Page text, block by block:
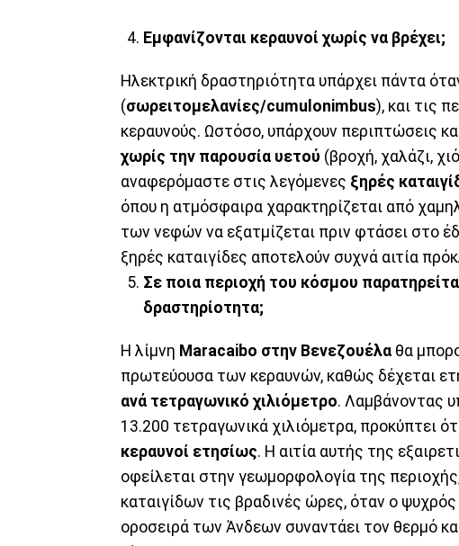
Εμφανίζονται κεραυνοί χωρίς να βρέχει;
Ηλεκτρική δραστηριότητα υπάρχει πάντα
(σωρειτομελανίες/cumulonimbus), και τις
κεραυνούς. Ωστόσο, υπάρχουν περιπτώσεις
χωρίς την παρουσία υετού (βροχή, χαλάζι,
αναφερόμαστε στις λεγόμενες ξηρές
όπου η ατμόσφαιρα χαρακτηρίζεται από
των νεφών να εξατμίζεται πριν φτάσει στο
ξηρές καταιγίδες αποτελούν συχνά αιτία
Σε ποια περιοχή του κόσμου
δραστηρίοτητα;
Η λίμνη Maracaibo στην Βενεζουέλα θα
πρωτεύουσα των κεραυνών, καθώς δέχεται
ανά τετραγωνικό χιλιόμετρο. Λαμβάνοντας
13.200 τετραγωνικά χιλιόμετρα, προκύπτει
κεραυνοί ετησίως. Η αιτία αυτής της
οφείλεται στην γεωμορφολογία της
καταιγίδων τις βραδινές ώρες, όταν ο
οροσειρά των Άνδεων συναντάει τον θερμό